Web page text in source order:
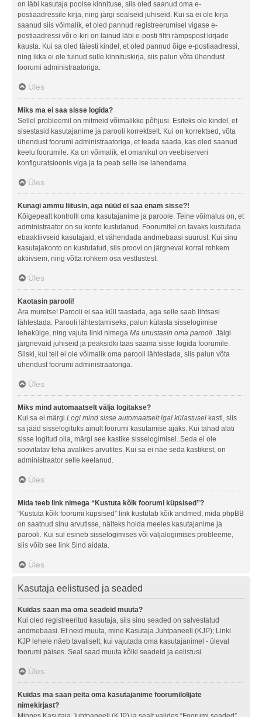
on läbi kasutaja poolse kinnituse, siis oled saanud oma e-
postiaadressile kirja, ning järgi sealseid juhiseid. Kui sa ei ole kirja
saanud siis võimalik, et oled pannud registreerumisel vigase e-
postiaadressi või e-kiri on läinud läbi e-posti filtri rämpspost kirjade
kausta. Kui sa oled täiesti kindel, et oled pannud õige e-postiaadressi,
ning ikka ei ole tulnud sulle kinnituskirja, siis palun võta ühendust
foorumi administraatoriga.
Üles
Miks ma ei saa sisse logida?
Sellel probleemil on mitmeid võimalikke põhjusi. Esiteks ole kindel, et
sisestasid kasutajanime ja parooli korrektselt. Kui on korrektsed, võta
ühendust foorumi administraatoriga, et teada saada, kas oled saanud
keelu foorumile. Ka on võimalik, et omanikul on veebiserveri
konfiguratsioonis viga ja ta peab selle ise lahendama.
Üles
Kunagi ammu liitusin, aga nüüd ei saa enam sisse?!
Kõigepealt kontrolli oma kasutajanime ja paroole. Teine võimalus on, et
administraator on su konto kustutanud. Foorumitel on tavaks kustutada
ebaaktiivseid kasutajaid, et vähendada andmebaasi suurust. Kui sinu
kasutajakonto on kustutatud, siis proovi on järgneval korral rohkem
aktiivsem, ning võtta rohkem osa vestlustest.
Üles
Kaotasin parooli!
Ära muretse! Parooli ei saa küll taastada, aga selle saab lihtsasi
lähtestada. Parooli lähtestamiseks, palun külasta sisselogimise
lehekülge, ning vajuta linki nimega Ma unustasin oma parooli. Jälgi
järgnevaid juhiseid ja peaksidki taas saama sisse logida foorumile.
Siiski, kui teil ei ole võimalik oma parooli lähtestada, siis palun võta
ühendust foorumi administraatoriga.
Üles
Miks mind automaatselt välja logitakse?
Kui sa ei märgi Logi mind sisse automaatselt igal külastusel kasti, siis
sa jääd sisselogituks ainult foorumi kasutamise ajaks. Kui tahad alati
sisse logitud olla, märgi see kastike sisselogimisel. Seda ei ole
soovitatav teha avalikes arvutites. Kui sa ei näe seda kastikest, on
administraator selle keelanud.
Üles
Mida teeb link nimega “Kustuta kõik foorumi küpsised”?
“Kustuta kõik foorumi küpsised” link kustutab kõik andmed, mida phpBB
on saatnud sinu arvutisse, näiteks hoida meeles kasutajanime ja
parooli. Kui sul esineb sisselogimises või väljalogimises probleeme,
siis võib see link Sind aidata.
Üles
Kasutaja eelistused ja seaded
Kuidas saan ma oma seadeid muuta?
Kui oled registreeritud kasutaja, siis sinu seaded on salvestatud
andmebaasi. Et neid muuta, mine Kasutaja Juhtpaneeli (KJP); Linki
KJP lehele näeb tavaliselt, kui vajutada oma kasutajanimel - üleval
foorumi päises. Seal saad muuta kõiki seadeid ja eelistusi.
Üles
Kuidas ma saan peita oma kasutajanime foorumilolijate
nimekirjast?